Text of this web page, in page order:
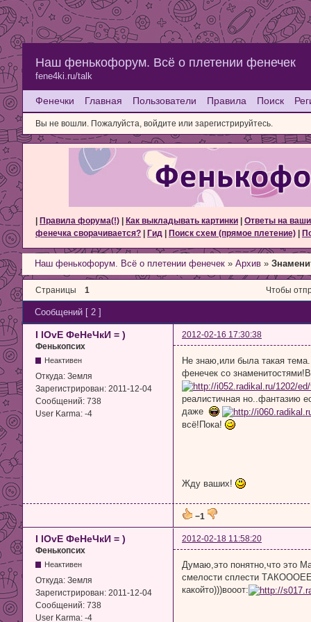
Наш фенькофорум. Всё о плетении фенечек
fene4ki.ru/talk
Фенечки Главная Пользователи Правила Поиск
Вы не вошли. Пожалуйста, войдите или зарегистрируйтесь.
Правила форума(!) Как выкладывать картинки
Ответы на
фенечка сворачивается?
Гид Поиск схем (прямое плетение)
Наш фенькофорум. Всё о плетении фенечек »Архив »
Страницы 1 Чтобы
Сообщений [ 2 ]
I lOvE ФеНеЧкИ = )
2012-02-16 17:30:38
Фенькопсих
Неактивен
Откуда: Земля
Зарегистрирован: 2011-12-04
Сообщений: 738
User Karma: -4
Не знаю,или была такая
фенечек со
реалистичная но..фантазию
даже
всё!Пока!
Жду ваших!
−1
I lOvE ФеНеЧкИ = )
2012-02-18 11:58:20
Фенькопсих
Неактивен
Откуда: Земля
Зарегистрирован: 2011-12-04
Сообщений: 738
User Karma: -4
Думаю,это понятно,что это
смелости сплести
какойто)))вооот: